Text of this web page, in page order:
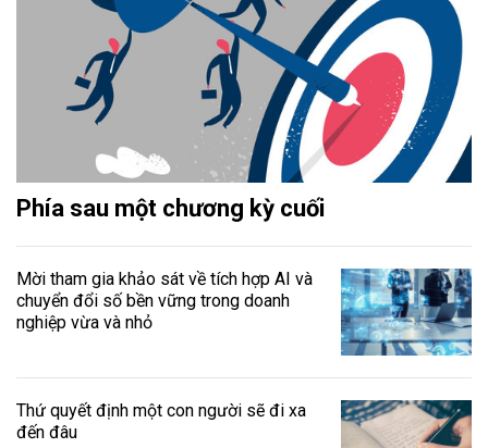
Phía sau một chương kỳ cuối
Mời tham gia khảo sát về tích hợp AI và
chuyển đổi số bền vững trong doanh
nghiệp vừa và nhỏ
Thứ quyết định một con người sẽ đi xa
đến đâu